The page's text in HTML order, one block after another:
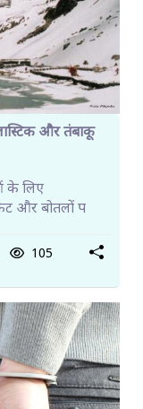
और तंबाकू
के लिए
और बोतलों प
105